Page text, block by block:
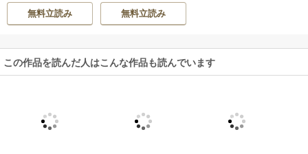
死亡ピンチからの
生還図鑑 地震を生
無料立読み
死亡ピンチからの
生還図鑑 山の危険
無料立読み
この作品を読んだ人はこんな作品も読んでいます